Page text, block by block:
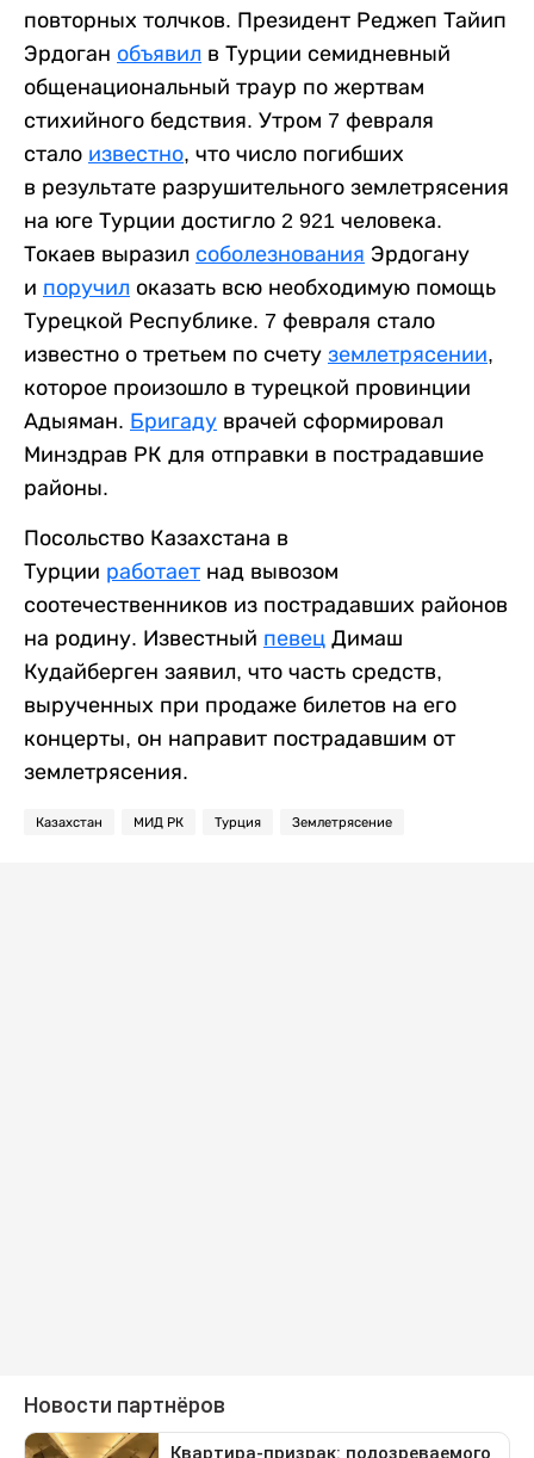
повторных толчков. Президент Реджеп Тайип
Эрдоган объявил в Турции семидневный
общенациональный траур по жертвам
стихийного бедствия. Утром 7 февраля
стало известно, что число погибших
в результате разрушительного землетрясения
на юге Турции достигло 2 921 человека.
Токаев выразил соболезнования Эрдогану
и поручил оказать всю необходимую помощь
Турецкой Республике. 7 февраля стало
известно о третьем по счету землетрясении,
которое произошло в турецкой провинции
Адыяман. Бригаду врачей сформировал
Минздрав РК для отправки в пострадавшие
районы.
Посольство Казахстана в
Турции работает над вывозом
соотечественников из пострадавших районов
на родину. Известный певец Димаш
Кудайберген заявил, что часть средств,
вырученных при продаже билетов на его
концерты, он направит пострадавшим от
землетрясения.
Казахстан МИД РК Турция Землетрясение